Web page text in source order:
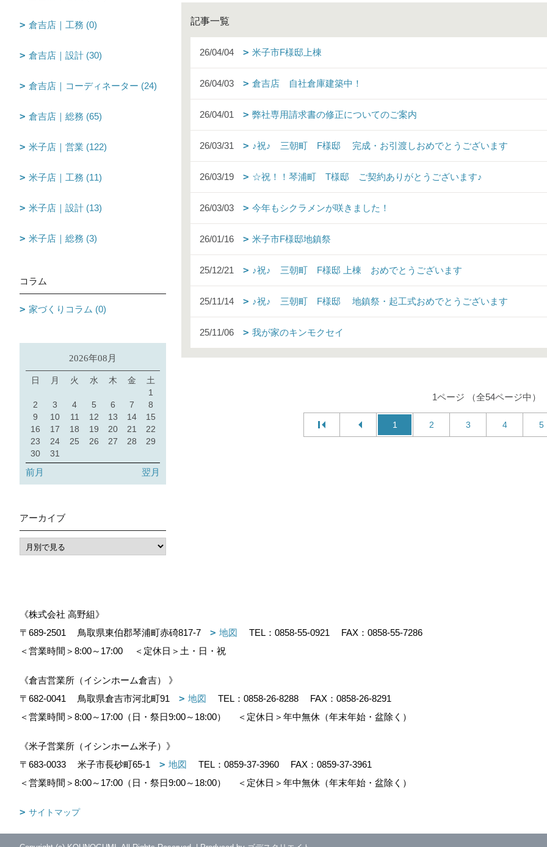
記事一覧
26/04/04 米子市F様邸上棟
26/04/03 倉吉店 自社倉庫建築中！
26/04/01 弊社専用請求書の修正についてのご案内
26/03/31 ♪祝♪ 三朝町 F様邸 完成・お引渡しおめでとうございます
26/03/19 ☆祝！！琴浦町 T様邸 ご契約ありがとうございます♪
26/03/03 今年もシクラメンが咲きました！
26/01/16 米子市F様邸地鎮祭
25/12/21 ♪祝♪ 三朝町 F様邸 上棟 おめでとうございます
25/11/14 ♪祝♪ 三朝町 F様邸 地鎮祭・起工式おめでとうございます
25/11/06 我が家のキンモクセイ
1ページ （全54ページ中）
1 2 3 4 5
倉吉店｜工務 (0)
倉吉店｜設計 (30)
倉吉店｜コーディネーター (24)
倉吉店｜総務 (65)
米子店｜営業 (122)
米子店｜工務 (11)
米子店｜設計 (13)
米子店｜総務 (3)
コラム
家づくりコラム (0)
2026年08月
日 月 火 水 木 金
土
1
2
3 4 5 6 7
8
9
10 11 12 13 14
15
16
17 18 19 20 21
22
23
24 25 26 27 28
29
30
31
前月 翌月
アーカイブ
《株式会社 高野組》
〒689-2501
鳥取県東伯郡琴浦町赤碕817-7 地図 TEL： 0858-55-0921
FAX：0858-55-7286
＜営業時間＞8:00～17:00
＜定休日＞土・日・祝
《倉吉営業所（イシンホーム倉吉） 》
〒682-0041
鳥取県倉吉市河北町91 地図 TEL： 0858-26-8288
FAX：0858-26-8291
＜営業時間＞8:00～17:00（日・祭日9:00～18:00）
＜定休日＞年中無休（年末年始・盆除く）
《米子営業所（イシンホーム米子）》
〒683-0033
米子市長砂町65-1 地図 TEL： 0859-37-3960
FAX：0859-37-3961
＜営業時間＞8:00～17:00（日・祭日9:00～18:00）
＜定休日＞年中無休（年末年始・盆除く）
サイトマップ